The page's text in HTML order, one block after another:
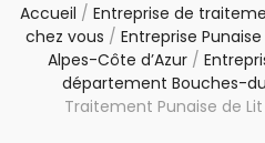
Accueil / Entreprise de
chez vous / Entreprise
Alpes-Côte d’Azur /
département Bouches-
Traitement Punaise de